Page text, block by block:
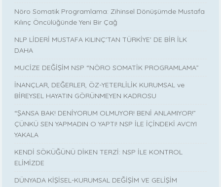
Nöro Somatik Programlama: Zihinsel Dönüşümde Mustafa
Kılınç Öncülüğünde Yeni Bir Çağ
NLP LİDERİ MUSTAFA KILINÇ'TAN TÜRKİYE' DE BİR İLK
DAHA
MUCİZE DEĞİŞİM NSP “NÖRO SOMATİK PROGRAMLAMA”
İNANÇLAR, DEĞERLER, ÖZ-YETERLİLİK KURUMSAL ve
BİREYSEL HAYATIN GÖRÜNMEYEN KADROSU
“ŞANSA BAK! DENİYORUM OLMUYOR! BENİ ANLAMIYOR!”
ÇÜNKÜ SEN YAPMADIN O YAPTI! NSP İLE İÇİNDEKİ AVCIYI
YAKALA
KENDİ SÖKÜĞÜNÜ DİKEN TERZİ: NSP İLE KONTROL
ELİMİZDE
DÜNYADA KİŞİSEL-KURUMSAL DEĞİŞİM VE GELİŞİM